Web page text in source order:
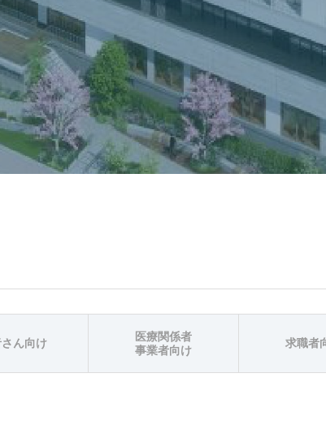
ん向け
医療関係者
事業者向け
求職者